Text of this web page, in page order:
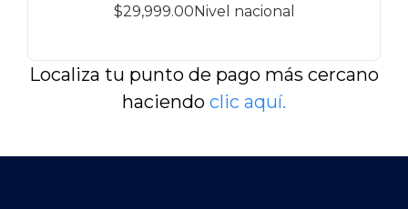
$29,999.00Nivel nacional
Localiza tu punto de pago más cercano
haciendo clic aquí.